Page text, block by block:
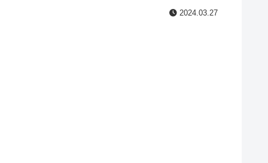
2024.03.27